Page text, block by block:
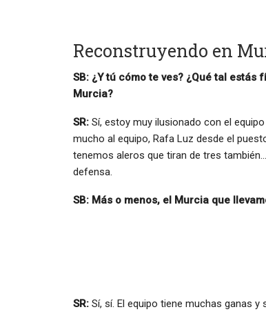
Reconstruyendo en
SB: ¿Y tú cómo te ves? ¿Qué tal
Murcia?
SR: Sí, estoy muy ilusionado con el
mucho al equipo, Rafa Luz desde el
tenemos aleros que tiran de tres
defensa.
SB: Más o menos, el Murcia que
SR: Sí, sí. El equipo tiene muchas ganas